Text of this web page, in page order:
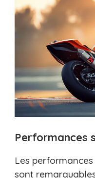
Performances
Les
sont